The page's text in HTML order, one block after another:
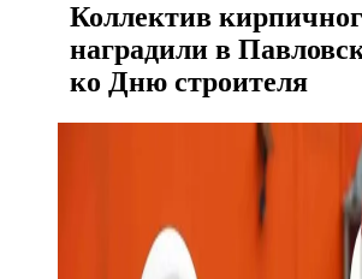
Коллектив
наградили в
ко Дню строителя